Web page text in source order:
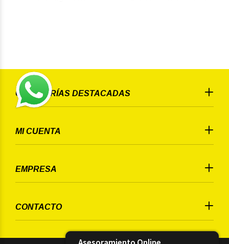
CATEGORÍAS DESTACADAS
MI CUENTA
EMPRESA
CONTACTO